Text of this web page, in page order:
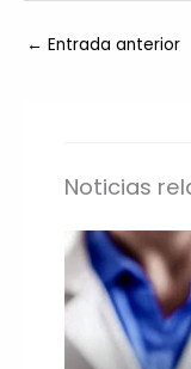
← Entrada anterior
Noticias